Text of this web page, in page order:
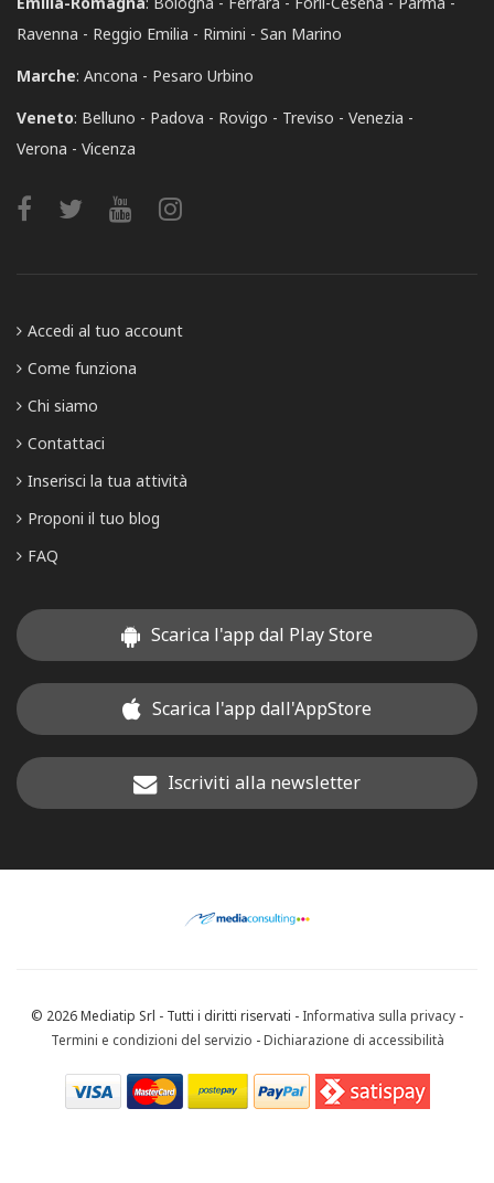
Ravenna
Reggio Emilia Rimini
San Marino
Marche: Ancona
Pesaro Urbino
Veneto: Belluno Padova Rovigo Treviso
Venezia
Verona
Vicenza
Accedi al tuo account
Come funziona
Chi siamo
Contattaci
Inserisci la tua attività
Proponi il tuo blog
FAQ
Scarica l'app dal Play Store
Scarica l'app dall'AppStore
Iscriviti alla newsletter
© 2026 Mediatip Srl - Tutti i diritti riservati - Informativa sulla privacy -
Termini e condizioni del servizio -Dichiarazione di accessibilità